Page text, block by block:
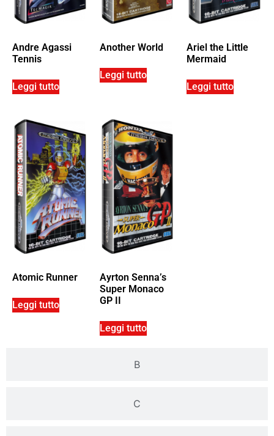
B
C
Andre Agassi
Tennis
Leggi tutto
Another World
Leggi tutto
Ariel the Little
Mermaid
Leggi tutto
Atomic Runner
Leggi tutto
Ayrton Senna’s
Super Monaco
GP II
Leggi tutto